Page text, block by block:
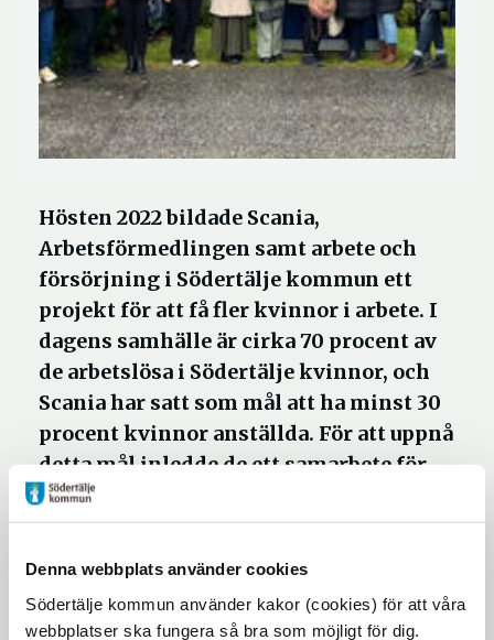
Denna webbplats använder cookies
Södertälje kommun använder kakor (cookies) för att våra
webbplatser ska fungera så bra som möjligt för dig.
Hösten 2022 bildade Scania,
Arbetsförmedlingen samt arbete och
försörjning i Södertälje kommun ett
projekt för att få fler kvinnor i arbete. I
dagens samhälle är cirka 70 procent av
de arbetslösa i Södertälje kvinnor, och
Scania har satt som mål att ha minst 30
procent kvinnor anställda. För att uppnå
detta mål inledde de ett samarbete för
att skapa möjligheter för fler kvinnor
att arbeta inom Scania.
Projektet har mynnat ut i att starta ett
program på 6 månader för 15 kvinnor.